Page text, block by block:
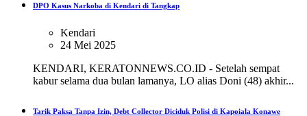
DPO Kasus Narkoba di Kendari di Tangkap
Kendari
24 Mei 2025
KENDARI, KERATONNEWS.CO.ID - Setelah sempat
kabur selama dua bulan lamanya, LO alias Doni (48) akhir...
Tarik Paksa Tanpa Izin, Debt Collector Diciduk Polisi di Kapoiala Konawe